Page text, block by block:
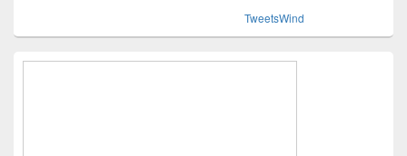
TweetsWind